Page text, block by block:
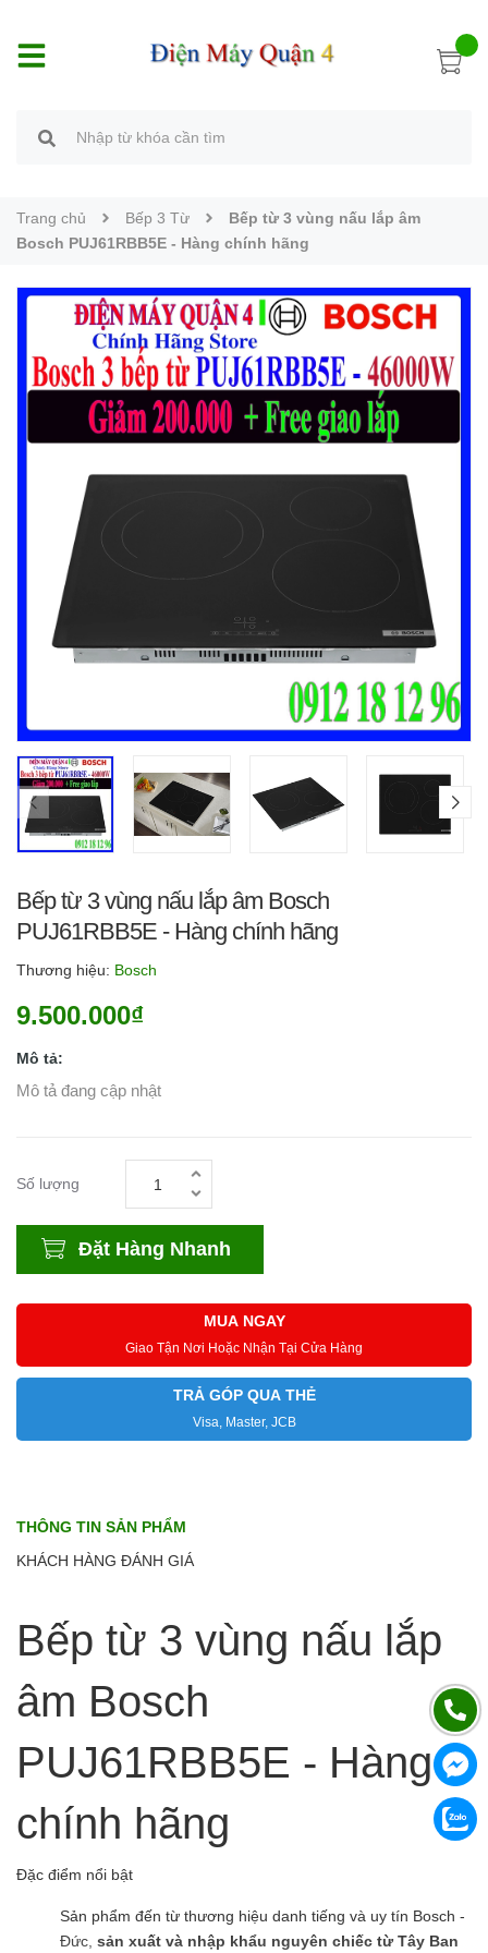
Trang chủ Bếp 3 Từ
Bếp từ 3 vùng nấu lắp âm
Bosch PUJ61RBB5E - Hàng chính hãng
Bếp từ 3 vùng nấu lắp âm Bosch
PUJ61RBB5E - Hàng chính hãng
Thương hiệu: Bosch
9.500.000₫
Mô tả:
Mô tả đang cập nhật
Số lượng
Đặt Hàng Nhanh
MUA NGAY
Giao Tận Nơi Hoặc Nhận Tại Cửa Hàng
TRẢ GÓP QUA THẺ
Visa, Master, JCB
THÔNG TIN SẢN PHẨM
KHÁCH HÀNG ĐÁNH GIÁ
Bếp từ 3 vùng nấu lắp
âm Bosch
PUJ61RBB5E - Hàng
chính hãng
Đặc điểm nổi bật
Sản phẩm đến từ thương hiệu danh tiếng và uy tín Bosch -
Đức, sản xuất và nhập khẩu nguyên chiếc từ Tây Ban